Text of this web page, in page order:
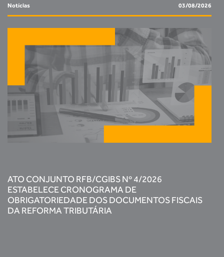
Notícias 03/08/2026
ATO CONJUNTO RFB/CGIBS Nº 4/2026
ESTABELECE CRONOGRAMA DE
OBRIGATORIEDADE DOS DOCUMENTOS FISCAIS
DA REFORMA TRIBUTÁRIA